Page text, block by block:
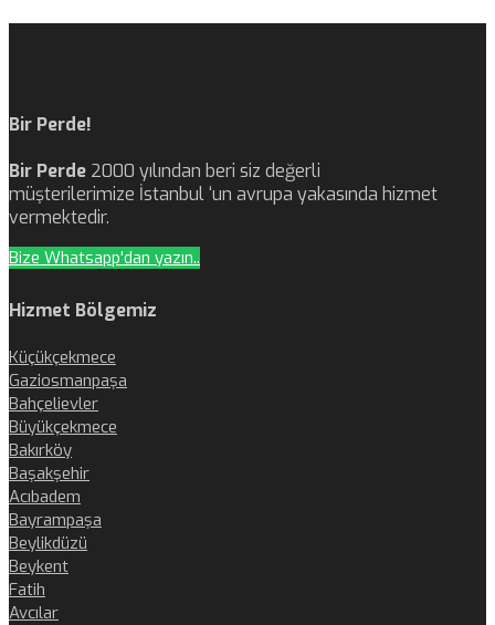
Bir Perde!
Bir Perde 2000 yılından beri siz değerli
müşterilerimize İstanbul ‘un avrupa yakasında hizmet
vermektedir.
Bize Whatsapp'dan yazın..
Hizmet Bölgemiz
Küçükçekmece
Gaziosmanpaşa
Bahçelievler
Büyükçekmece
Bakırköy
Başakşehir
Acıbadem
Bayrampaşa
Beylikdüzü
Beykent
Fatih
Avcılar